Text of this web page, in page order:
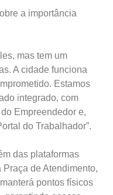
a importância
mas tem um
A cidade funciona
Estamos
integrado, com
Empreendedor e,
do Trabalhador”.
das plataformas
de Atendimento,
pontos físicos